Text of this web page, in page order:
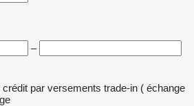
–
crédit par versements trade-in ( échange